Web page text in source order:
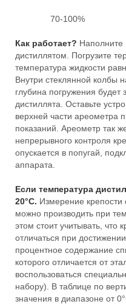
70-100%
Как работает? Наполните
дистиллятом. Погрузите
температура жидкости
Внутри стеклянной колбы
глубина погружения будет
дистиллята. Оставьте
верхней части ареометра
показаний. Ареометр так
непрерывного контроля
опускается в попугай,
аппарата.
Если температура
20°С. Измерение
можно производить при
этом стоит учитывать, что
отличаться при
процентное содержание
которого отличается от
воспользоваться
набору). В таблице по
значения в диапазоне от